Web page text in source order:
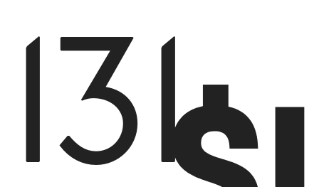
131